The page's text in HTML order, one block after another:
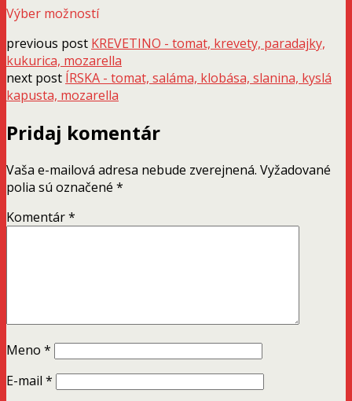
na
produktu.
9,00 €
through
16,90 €
Výber možností
má
viacero
variantov.
Možnosti
si
vybrať
stránke
produktu.
previous post KREVETINO - tomat, krevety, paradajky,
kukurica, mozarella
next post ÍRSKA - tomat, saláma, klobása, slanina, kyslá
kapusta, mozarella
Pridaj komentár
Vaša e-mailová adresa nebude zverejnená. Vyžadované
polia sú označené *
Komentár*
Meno *
E-mail *